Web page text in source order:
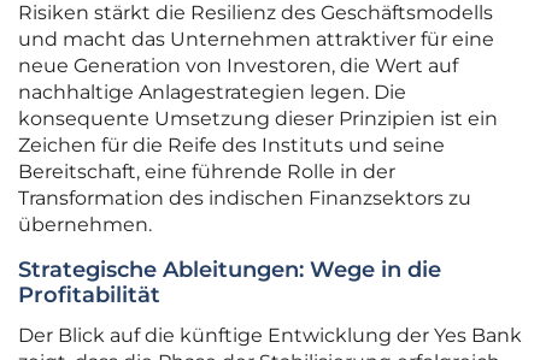
Risiken stärkt die Resilienz des Geschäftsmodells
und macht das Unternehmen attraktiver für eine
neue Generation von Investoren, die Wert auf
nachhaltige Anlagestrategien legen. Die
konsequente Umsetzung dieser Prinzipien ist ein
Zeichen für die Reife des Instituts und seine
Bereitschaft, eine führende Rolle in der
Transformation des indischen Finanzsektors zu
übernehmen.
Strategische Ableitungen: Wege in die
Profitabilität
Der Blick auf die künftige Entwicklung der Yes Bank